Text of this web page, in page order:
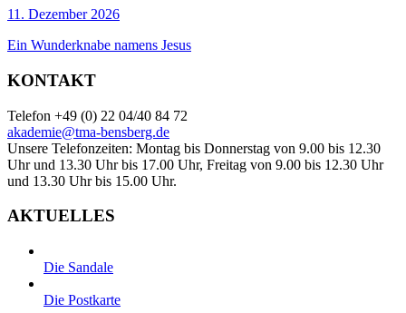
11. Dezember 2026
Ein Wunderknabe namens Jesus
KONTAKT
Telefon +49 (0) 22 04/40 84 72
akademie@tma-bensberg.de
Unsere Telefonzeiten: Montag bis Donnerstag von 9.00 bis 12.30
Uhr und 13.30 Uhr bis 17.00 Uhr, Freitag von 9.00 bis 12.30 Uhr
und 13.30 Uhr bis 15.00 Uhr.
AKTUELLES
Die Sandale
Die Postkarte